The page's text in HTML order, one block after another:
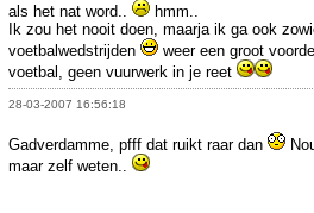
als het nat word..
hmm..
Ik zou het nooit doen, maarja ik ga ook
voetbalwedstrijden
weer een groot
voetbal, geen vuurwerk in je reet
28-03-2007 16:56:18
Gadverdamme, pfff dat ruikt raar dan
maar zelf weten..